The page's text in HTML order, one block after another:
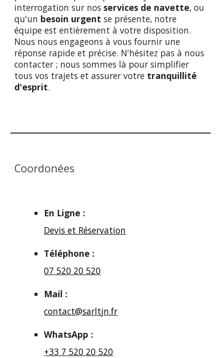
interrogation sur nosservices de navette, ou
qu'un besoin urgent se présente, notre
équipe est entièrement à votre disposition.
Nous nous engageons à vous fournir une
réponse rapide et précise. N'hésitez pas à nous
contacter ; nous sommes là pour simplifier
tous vos trajets et assurer votre tranquillité
d'esprit.
Coordonées
En Ligne :
Devis et Réservation
Téléphone :
07 520 20 520
Mail :
contact@sarltjn.fr
WhatsApp :
+33 7 520 20 520